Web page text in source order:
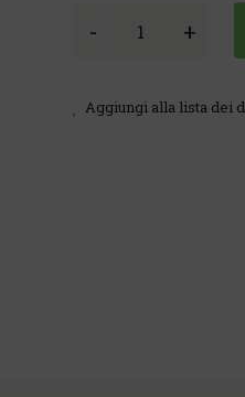
Aggiungi alla lista dei